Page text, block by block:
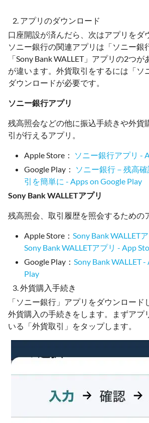
アプリのダウンロード
口座開設が済んだら、次はアプリをダ
ソニー銀行の関連アプリは「ソニー銀
「Sony Bank WALLET」アプリの2つ
が違います。外貨取引をするには「ソ
ダウンロードが必要です。
ソニー銀行アプリ
残高照会などの他に振込手続きや外貨
引が行えるアプリ。
Apple Store：
ソニー銀行アプリ -
Google Play：
ソニー銀行－残高
引を簡単に - Apps on Google Play
Sony Bank WALLETアプリ
残高照会、取引履歴を照会するための
Apple Store： ‎Sony Bank WALLET
‎Sony Bank WALLETアプリ - App
Google Play： Sony Bank WALLET
Play
外貨購入手続き
「ソニー銀行」アプリをダウンロー
外貨購入の手続きをします。まずアプ
いる「外貨取引」をタップします。